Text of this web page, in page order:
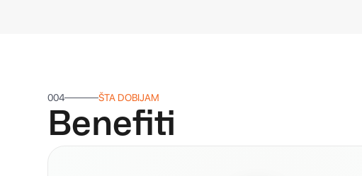
004 ŠTA DOBIJAM
Benefiti